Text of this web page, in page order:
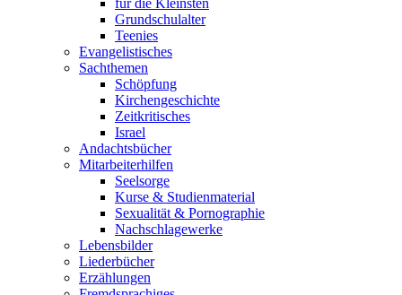
für die Kleinsten
Grundschulalter
Teenies
Evangelistisches
Sachthemen
Schöpfung
Kirchengeschichte
Zeitkritisches
Israel
Andachtsbücher
Mitarbeiterhilfen
Seelsorge
Kurse & Studienmaterial
Sexualität & Pornographie
Nachschlagewerke
Lebensbilder
Liederbücher
Erzählungen